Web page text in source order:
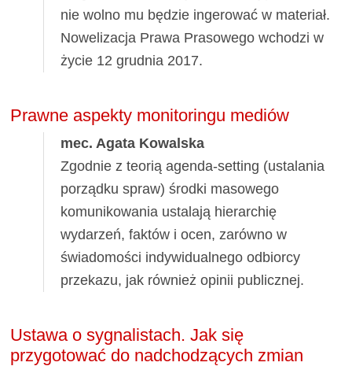
nie wolno mu będzie ingerować w materiał.
Nowelizacja Prawa Prasowego wchodzi w
życie 12 grudnia 2017.
Prawne aspekty monitoringu mediów
mec. Agata Kowalska
Zgodnie z teorią agenda-setting (ustalania
porządku spraw) środki masowego
komunikowania ustalają hierarchię
wydarzeń, faktów i ocen, zarówno w
świadomości indywidualnego odbiorcy
przekazu, jak również opinii publicznej.
Ustawa o sygnalistach. Jak się
przygotować do nadchodzących zmian